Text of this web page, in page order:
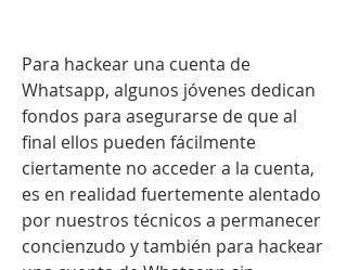
Para hackear una cuenta de
Whatsapp, algunos jóvenes dedican
fondos para asegurarse de que al
final ellos pueden fácilmente
ciertamente no acceder a la cuenta,
es en realidad fuertemente alentado
por nuestros técnicos a permanecer
concienzudo y también para hackear